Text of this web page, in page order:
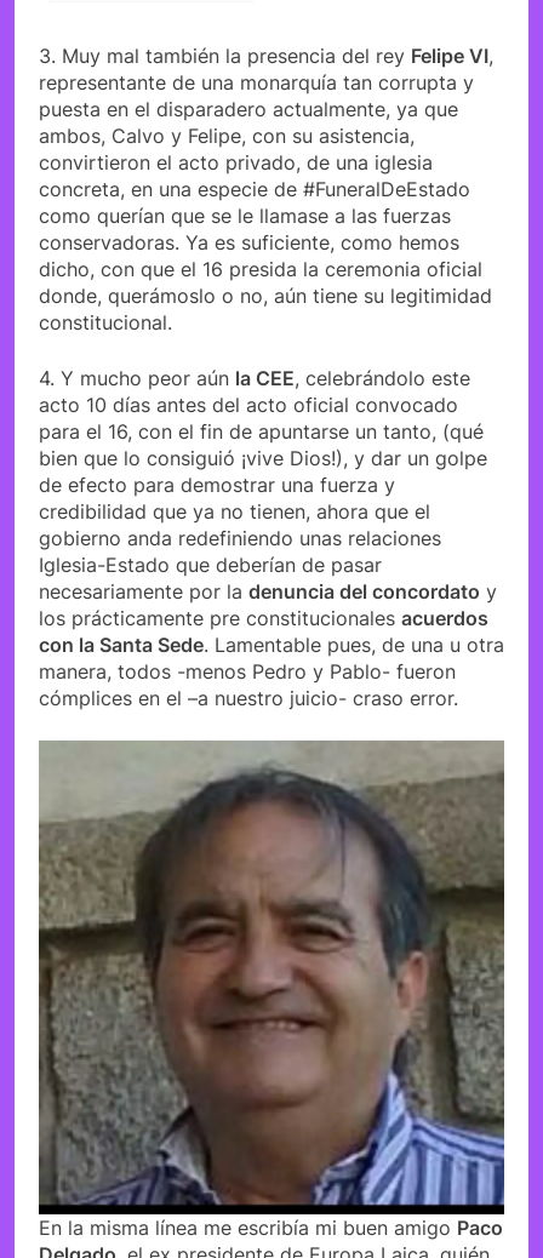
3. Muy mal también la presencia del rey Felipe VI,
representante de una monarquía tan corrupta y
puesta en el disparadero actualmente, ya que
ambos, Calvo y Felipe, con su asistencia,
convirtieron el acto privado, de una iglesia
concreta, en una especie de #FuneralDeEstado
como querían que se le llamase a las fuerzas
conservadoras. Ya es suficiente, como hemos
dicho, con que el 16 presida la ceremonia oficial
donde, querámoslo o no, aún tiene su legitimidad
constitucional.
4. Y mucho peor aún la CEE, celebrándolo este
acto 10 días antes del acto oficial convocado
para el 16, con el fin de apuntarse un tanto, (qué
bien que lo consiguió ¡vive Dios!), y dar un golpe
de efecto para demostrar una fuerza y
credibilidad que ya no tienen, ahora que el
gobierno anda redefiniendo unas relaciones
Iglesia-Estado que deberían de pasar
necesariamente por la denuncia del concordato y
los prácticamente pre constitucionales acuerdos
con la Santa Sede. Lamentable pues, de una u otra
manera, todos -menos Pedro y Pablo- fueron
cómplices en el –a nuestro juicio- craso error.
En la misma línea me escribía mi buen amigo Paco